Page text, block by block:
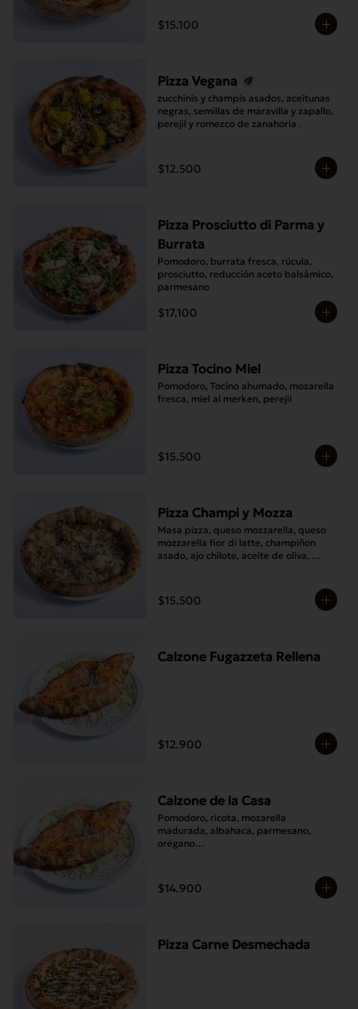
$15.100
Pizza Vegana
zucchinis y champis asados, aceitunas
negras, semillas de maravilla y zapallo,
perejil y romezco de zanahoria .
$12.500
Pizza Prosciutto di Parma y
Burrata
Pomodoro, burrata fresca, rúcula,
prosciutto, reducción aceto balsámico,
parmesano
$17.100
Pizza Tocino Miel
Pomodoro, Tocino ahumado, mozarella
fresca, miel al merken, perejil
$15.500
Pizza Champi y Mozza
Masa pizza, queso mozzarella, queso
mozzarella fior di latte, champiñon
asado, ajo chilote, aceite de oliva,
$15.500
Calzone Fugazzeta Rellena
$12.900
Calzone de la Casa
Pomodoro, ricota, mozarella
madurada, albahaca, parmesano,
orégano
Champignones asados,
Berenjenas asadas.
$14.900
Pizza Carne Desmechada